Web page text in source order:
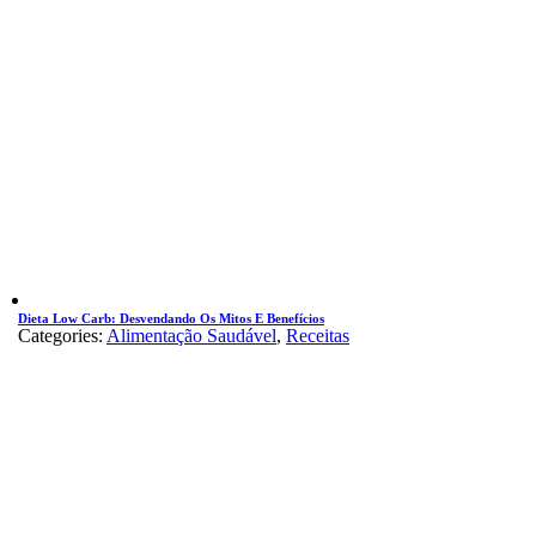
Dieta Low Carb: Desvendando Os Mitos E Benefícios
Categories: Alimentação Saudável, Receitas